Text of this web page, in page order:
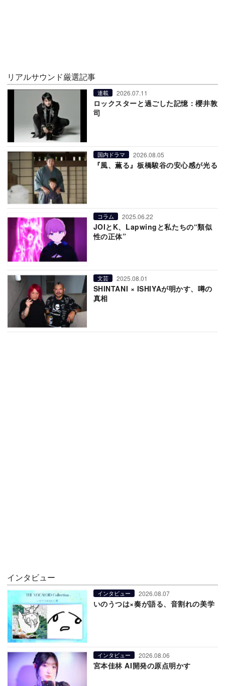
リアルサウンド厳選記事
連載 2026.07.11
ロックスターと過ごした記憶：櫻井敦
司
国内ドラマ 2026.08.05
『風、薫る』板橋駿谷の安心感が光る
コラム 2025.06.22
JOIとK、Lapwingと私たちの“類似
性の正体”
文芸 2025.08.01
SHINTANI × ISHIYAが明かす、噂の
真相
インタビュー
インタビュー 2026.08.07
いのうつは×奏が語る、音割れの美学
インタビュー 2026.08.06
宮本佳林 AI開発の原点明かす